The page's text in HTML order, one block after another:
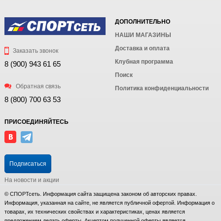
Заказать звонок
8 (900) 943 61 65
Обратная связь
8 (800) 700 63 53
ДОПОЛНИТЕЛЬНО
НАШИ МАГАЗИНЫ
Доставка и оплата
Клубная программа
Поиск
Политика конфиденциальности
ПРИСОЕДИНЯЙТЕСЬ
Подписаться
На новости и акции
© СПОРТсеть. Информация сайта защищена законом об авторских правах.
Информация, указанная на сайте, не является публичной офертой. Информация о
товарах, их технических свойствах и характеристиках, ценах является